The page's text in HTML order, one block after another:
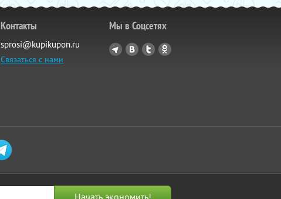
Контакты
sprosi@kupikupon.ru
Связаться с нами
Мы в Соцсетях